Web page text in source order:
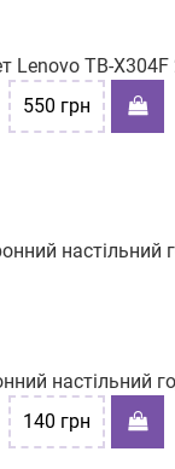
Lenovo TB-X304F
550 грн
настільний
140 грн